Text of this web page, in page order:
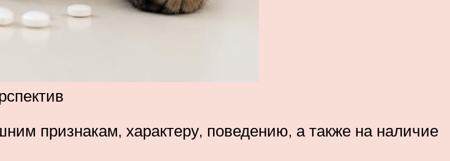
признакам, характеру, поведению, а также на наличие